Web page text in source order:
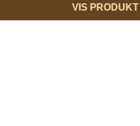
VIS PRODUKT